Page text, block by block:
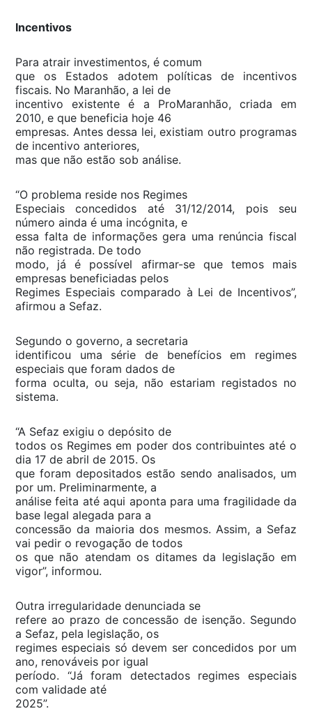
Incentivos
Para atrair investimentos, é comum
que os Estados adotem políticas de incentivos
fiscais. No Maranhão, a lei de
incentivo existente é a ProMaranhão, criada em
2010, e que beneficia hoje 46
empresas. Antes dessa lei, existiam outro programas
de incentivo anteriores,
mas que não estão sob análise.
“O problema reside nos Regimes
Especiais concedidos até 31/12/2014, pois seu
número ainda é uma incógnita, e
essa falta de informações gera uma renúncia fiscal
não registrada. De todo
modo, já é possível afirmar-se que temos mais
empresas beneficiadas pelos
Regimes Especiais comparado à Lei de Incentivos”,
afirmou a Sefaz.
Segundo o governo, a secretaria
identificou uma série de benefícios em regimes
especiais que foram dados de
forma oculta, ou seja, não estariam registados no
sistema.
“A Sefaz exigiu o depósito de
todos os Regimes em poder dos contribuintes até o
dia 17 de abril de 2015. Os
que foram depositados estão sendo analisados, um
por um. Preliminarmente, a
análise feita até aqui aponta para uma fragilidade da
base legal alegada para a
concessão da maioria dos mesmos. Assim, a Sefaz
vai pedir o revogação de todos
os que não atendam os ditames da legislação em
vigor”, informou.
Outra irregularidade denunciada se
refere ao prazo de concessão de isenção. Segundo
a Sefaz, pela legislação, os
regimes especiais só devem ser concedidos por um
ano, renováveis por igual
período. “Já foram detectados regimes especiais
com validade até
2025”.